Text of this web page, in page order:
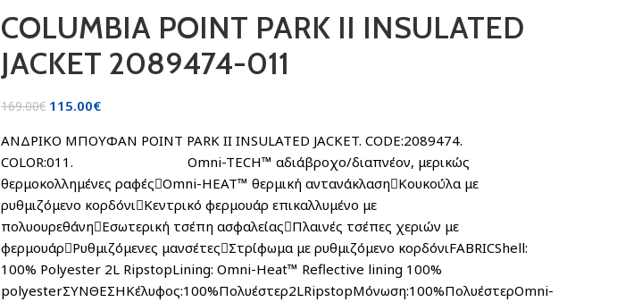
COLUMBIA POINT PARK II INSULATED
JACKET 2089474-011
169.00€ 115.00€
ΑΝΔΡΙΚΟ ΜΠΟΥΦΑΝ POINT PARK II INSULATED JACKET. CODE:2089474.
COLOR:011. Omni-TECH™ αδιάβροχο/διαπνέον, μερικώς
θερμοκολλημένες ραφέςOmni-HEAT™ θερμική αντανάκλασηΚουκούλα με
ρυθμιζόμενο κορδόνιΚεντρικό φερμουάρ επικαλλυμένο με
πολυουρεθάνηΕσωτερική τσέπη ασφαλείαςΠλαινές τσέπες χεριών με
φερμουάρΡυθμιζόμενες μανσέτεςΣτρίφωμα με ρυθμιζόμενο κορδόνιFABRICShell:
100% Polyester 2L RipstopLining: Omni-Heat™ Reflective lining 100%
polyesterΣΥΝΘΕΣΗΚέλυφος:100%Πολυέστερ2LRipstopΜόνωση:100%ΠολυέστερOmni-